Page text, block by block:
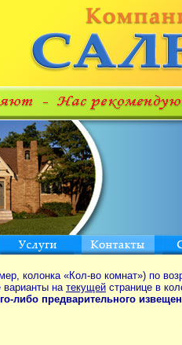
колонка «Кол-во комнат») по
варианты на текущей странице в
либо предварительного